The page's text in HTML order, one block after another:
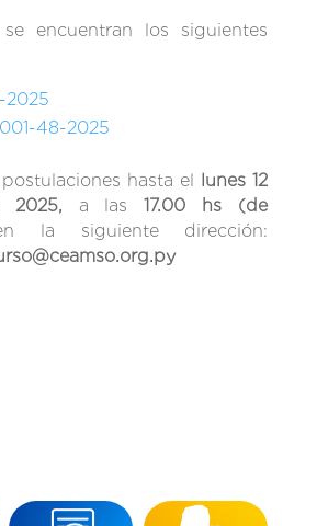
encuentran los siguientes
2025
48-2025
hasta el lunes 12
a las17.00 hs (de
la siguiente dirección: